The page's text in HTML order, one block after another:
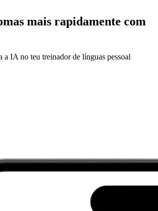
mais rapidamente com
a IA no teu treinador de línguas pessoal